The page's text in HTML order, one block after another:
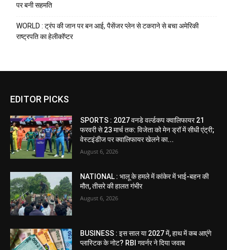
पर बनी सहमति
WORLD : ट्रंप की जान पर बन आई, पैसेंजर प्लेन से टकराने से बचा अमेरिकी
राष्ट्रपति का हेलीकॉप्टर
EDITOR PICKS
SPORTS : 2027 वनडे वर्ल्डकप क्वालिफायर 21
फरवरी से 23 मार्च तक: विजेता को मेन ड्रॉ में सीधी एंट्री;
वेस्टइंडीज पर क्वालिफायर खेलने का...
August 6, 2026
NATIONAL : भालू के हमले में कांकेर में भाई-बहन की
मौत, तीसरे की हालत गंभीर
August 6, 2026
BUSINESS : इस साल या 2027 में, हाथ में कब आएंगे
प्लास्टिक के नोट? RBI गवर्नर ने दिया जवाब